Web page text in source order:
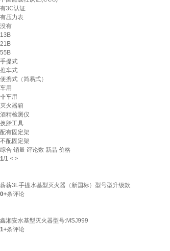
有3C认证
有压力表
没有
13B
21B
55B
手提式
推车式
便携式（简易式）
车用
非车用
灭火器箱
酒精检测仪
换胎工具
配有固定架
不配固定架
综合 销量 评论数 新品 价格
1/1 < >
薪薪3L手提水基型灭火器（新国标）型号型升级款
0+条评论
鑫湘安水基型灭火器型号:MSJ999
1+条评论